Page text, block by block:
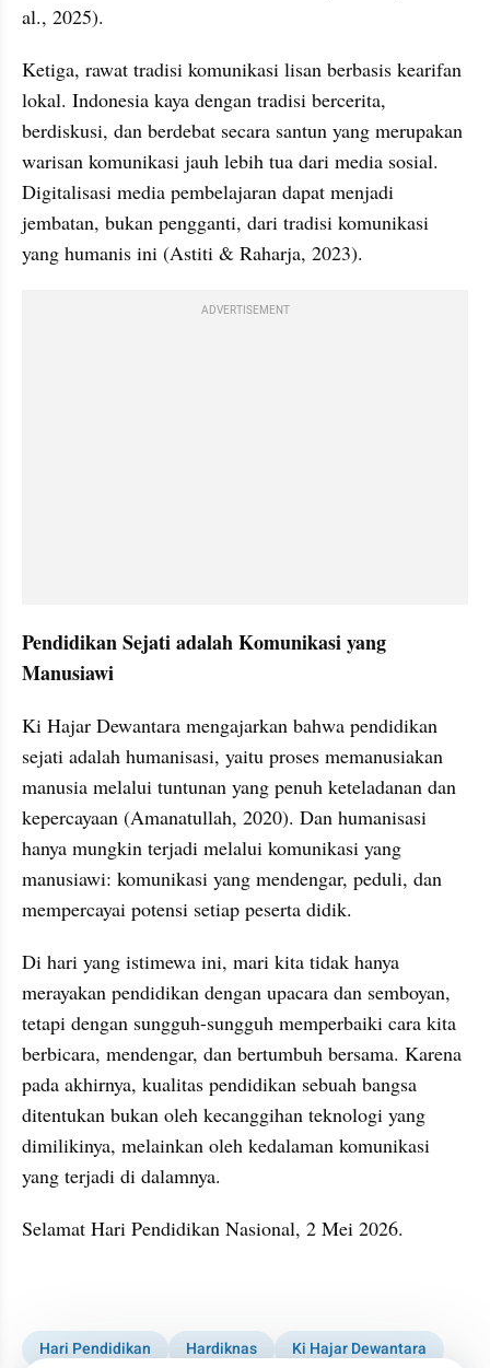
al., 2025).
Ketiga, rawat tradisi komunikasi lisan berbasis kearifan
lokal. Indonesia kaya dengan tradisi bercerita,
berdiskusi, dan berdebat secara santun yang merupakan
warisan komunikasi jauh lebih tua dari media sosial.
Digitalisasi media pembelajaran dapat menjadi
jembatan, bukan pengganti, dari tradisi komunikasi
yang humanis ini (Astiti & Raharja, 2023).
ADVERTISEMENT
Pendidikan Sejati adalah Komunikasi yang
Manusiawi
Ki Hajar Dewantara mengajarkan bahwa pendidikan
sejati adalah humanisasi, yaitu proses memanusiakan
manusia melalui tuntunan yang penuh keteladanan dan
kepercayaan (Amanatullah, 2020). Dan humanisasi
hanya mungkin terjadi melalui komunikasi yang
manusiawi: komunikasi yang mendengar, peduli, dan
mempercayai potensi setiap peserta didik.
Di hari yang istimewa ini, mari kita tidak hanya
merayakan pendidikan dengan upacara dan semboyan,
tetapi dengan sungguh-sungguh memperbaiki cara kita
berbicara, mendengar, dan bertumbuh bersama. Karena
pada akhirnya, kualitas pendidikan sebuah bangsa
ditentukan bukan oleh kecanggihan teknologi yang
dimilikinya, melainkan oleh kedalaman komunikasi
yang terjadi di dalamnya.
Selamat Hari Pendidikan Nasional, 2 Mei 2026.
Hari Pendidikan Hardiknas Ki Hajar Dewantara